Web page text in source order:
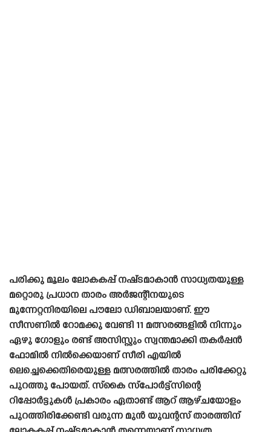
പരിക്കു മൂലം ലോകകപ്പ് നഷ്‌ടമാകാൻ സാധ്യതയുള്ള
മറ്റൊരു പ്രധാന താരം അർജന്റീനയുടെ
മുന്നേറ്റനിരയിലെ പൗലോ ഡിബാലയാണ്. ഈ
സീസണിൽ റോമക്കു വേണ്ടി 11 മത്സരങ്ങളിൽ നിന്നും
ഏഴു ഗോളും രണ്ട് അസിസ്റ്റും സ്വന്തമാക്കി തകർപ്പൻ
ഫോമിൽ നിൽക്കെയാണ് സീരി എയിൽ
ലെച്ചെക്കെതിരെയുള്ള മത്സരത്തിൽ താരം പരിക്കേറ്റു
പുറത്തു പോയത്. സ്കൈ സ്പോർട്ട്സിന്റെ
റിപ്പോർട്ടുകൾ പ്രകാരം ഏതാണ്ട് ആറ് ആഴ്‌ചയോളം
പുറത്തിരിക്കേണ്ടി വരുന്ന മുൻ യുവന്റസ് താരത്തിന്